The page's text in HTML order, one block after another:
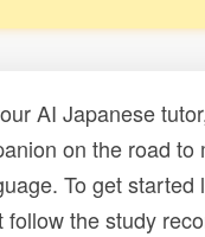
AI Japanese
on the road to
To get started
follow the study